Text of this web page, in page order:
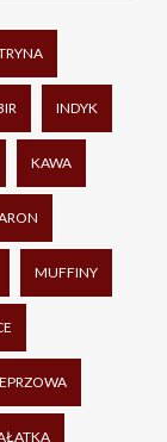
INDYK
KAWA
MUFFINY